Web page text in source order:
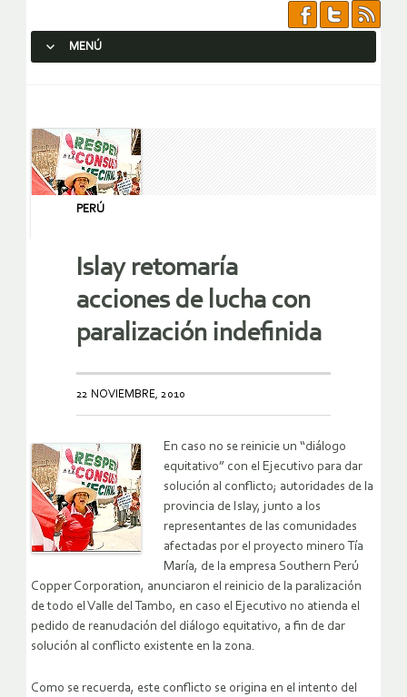
MENÚ
PERÚ
Islay retomaría
acciones de lucha con
paralización indefinida
22 NOVIEMBRE, 2010
En caso no se reinicie un “diálogo
equitativo” con el Ejecutivo para dar
solución al conflicto; autoridades de la
provincia de Islay, junto a los
representantes de las comunidades
afectadas por el proyecto minero Tía
María, de la empresa Southern Perú
Copper Corporation, anunciaron el reinicio de la paralización
de todo el Valle del Tambo, en caso el Ejecutivo no atienda el
pedido de reanudación del diálogo equitativo, a fin de dar
solución al conflicto existente en la zona.
Como se recuerda, este conflicto se origina en el intento del